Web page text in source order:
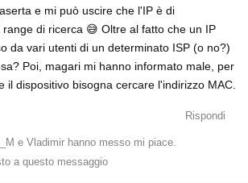
e mi può uscire che l'IP è di
di ricerca 😅 Oltre al fatto che un IP
da vari utenti di un determinato ISP (o no?)
Poi, magari mi hanno informato male, per
il dispositivo bisogna cercare l'indirizzo MAC.
Rispondi
e Vladimir hanno messo mi piace.
a questo messaggio